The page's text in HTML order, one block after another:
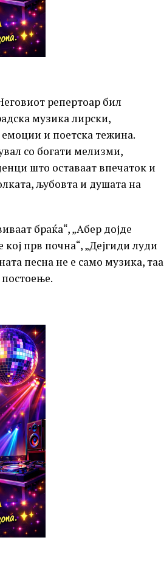
репертоар бил
музика лирски,
и поетска тежина.
со богати мелизми,
што оставаат впечаток и
љубовта и душата на
браќа“, „Абер дојде
кој прв почна“, „Дејгиди луди
песна не е само музика, таа